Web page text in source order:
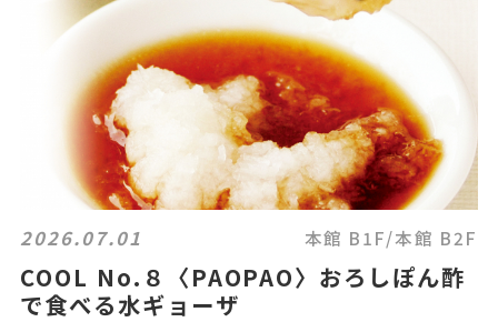
2026.07.01 本館 B1F/本館 B2F
COOL No.８〈PAOPAO〉おろしぽん酢
で食べる水ギョーザ